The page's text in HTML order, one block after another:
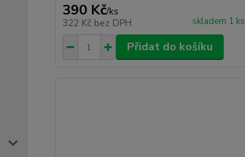
390 Kč/ks
322 Kč bez DPH skladem 1 ks
Přidat do košíku